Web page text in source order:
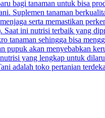
bagi tanaman untuk bisa
Suplemen tanaman
serta memastikan
ini nutrisi terbaik yang
tanaman sehingga bisa
pupuk akan menyebabkan
yang lengkap untuk
adalah toko pertanian